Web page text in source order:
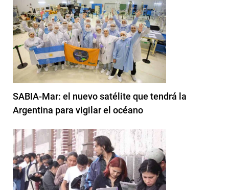
SABIA-Mar: el nuevo satélite que tendrá la
Argentina para vigilar el océano